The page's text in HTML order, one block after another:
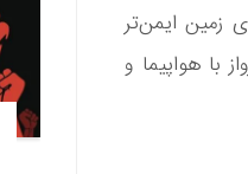
زمین ایمن‌تر
با هواپیما و